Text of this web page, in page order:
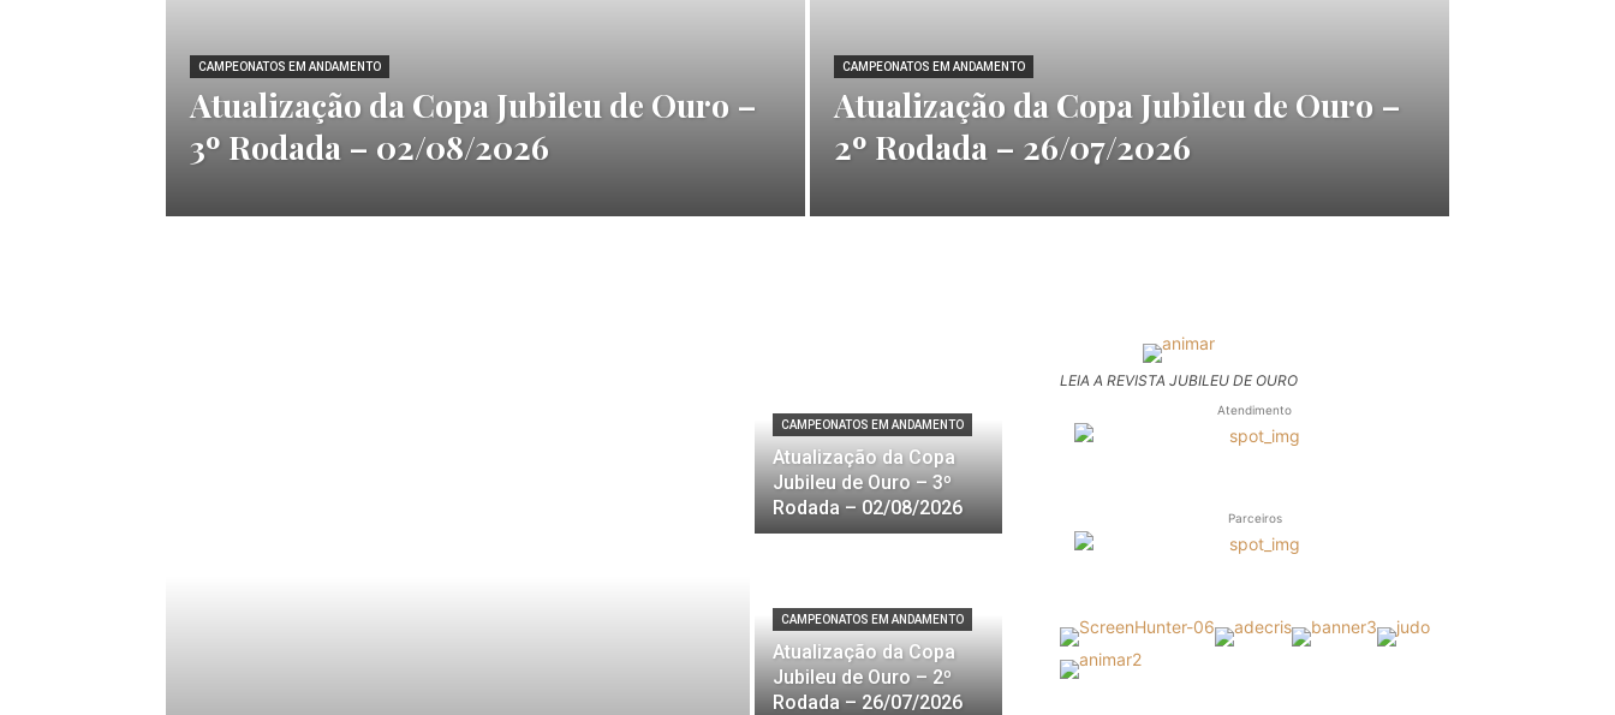
CAMPEONATOS EM ANDAMENTO
Atualização da Copa Jubileu de Ouro –
3º Rodada – 02/08/2026
CAMPEONATOS EM ANDAMENTO
Atualização da Copa Jubileu de Ouro –
2º Rodada – 26/07/2026
CAMPEONATOS EM ANDAMENTO
Atualização da Copa
Jubileu de Ouro – 3º
Rodada – 02/08/2026
CAMPEONATOS EM ANDAMENTO
Atualização da Copa
Jubileu de Ouro – 2º
Rodada – 26/07/2026
LEIA A REVISTA JUBILEU DE OURO
Atendimento
Parceiros